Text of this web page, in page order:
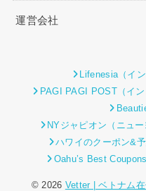
運営会社
Lifenesia（イ
PAGI PAGI POST（イ
NYジャピオン（ニュー
ハワイのクーポン&
Oahu’s Best Coupons
© 2026 Vetter | ベトナム